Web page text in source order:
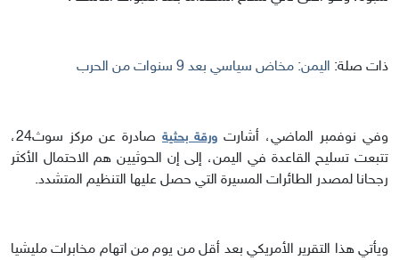
ذات صلة: اليمن: مخاض سياسي بعد 9 سنوات من الحرب
وفي نوفمبر الماضي، أشارت ورقة بحثية
صادرة عن مركز سوث24،
تتبعت تسليح القاعدة في اليمن، إلى إن الحوثيين هم الاحتمال الأكثر
رجحانا لمصدر الطائرات المسيرة التي حصل عليها التنظيم المتشدد.
ويأتي هذا التقرير الأمريكي بعد أقل من يوم من اتهام مخابرات مليشيا